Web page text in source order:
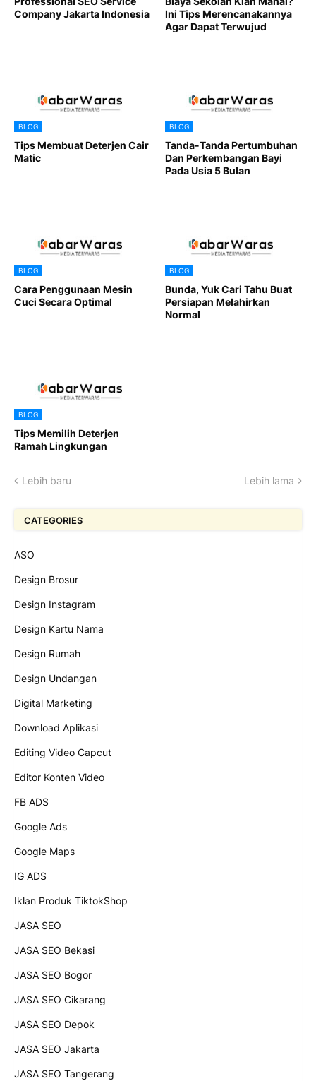
Company Jakarta Indonesia
Ini Tips Merencanakannya
Agar Dapat Terwujud
BLOG
Tips Membuat Deterjen Cair
Matic
BLOG
Tanda-Tanda Pertumbuhan
Dan Perkembangan Bayi
Pada Usia 5 Bulan
BLOG
Cara Penggunaan Mesin
Cuci Secara Optimal
BLOG
Bunda, Yuk Cari Tahu Buat
Persiapan Melahirkan
Normal
BLOG
Tips Memilih Deterjen
Ramah Lingkungan
Lebih baru Lebih lama
CATEGORIES
ASO
Design Brosur
Design Instagram
Design Kartu Nama
Design Rumah
Design Undangan
Digital Marketing
Download Aplikasi
Editing Video Capcut
Editor Konten Video
FB ADS
Google Ads
Google Maps
IG ADS
Iklan Produk TiktokShop
JASA SEO
JASA SEO Bekasi
JASA SEO Bogor
JASA SEO Cikarang
JASA SEO Depok
JASA SEO Jakarta
JASA SEO Tangerang